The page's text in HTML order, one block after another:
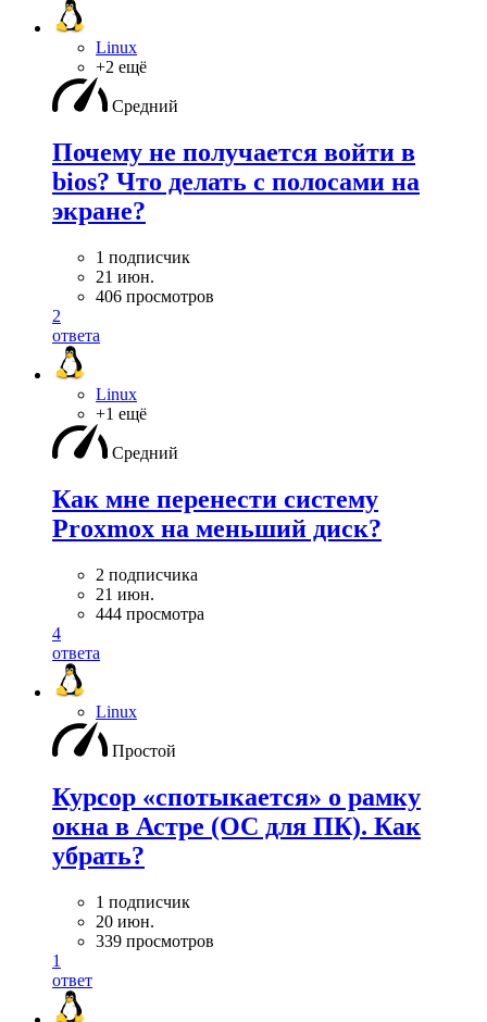
Linux
+2 ещё
Средний
Почему не получается войти в
bios? Что делать с полосами на
экране?
1 подписчик
21 июн.
406 просмотров
2
ответа
Linux
+1 ещё
Средний
Как мне перенести систему
Proxmox на меньший диск?
2 подписчика
21 июн.
444 просмотра
4
ответа
Linux
Простой
Курсор «спотыкается» о рамку
окна в Астре (ОС для ПК). Как
убрать?
1 подписчик
20 июн.
339 просмотров
1
ответ